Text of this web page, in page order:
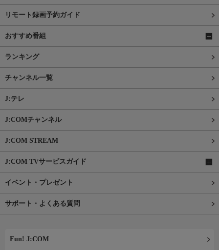
リモート録画予約ガイド
おすすめ番組
ランキング
チャンネル一覧
J:テレ
J:COMチャンネル
J:COM STREAM
J:COM TVサービスガイド
イベント・プレゼント
サポート・よくある質問
Fun! J:COM